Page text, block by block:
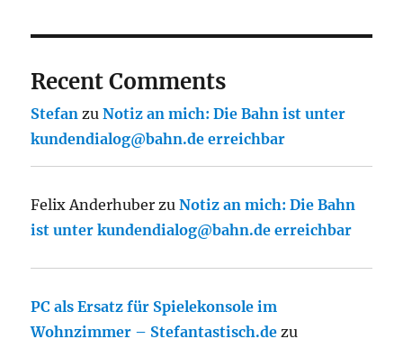
Recent Comments
Stefan zuNotiz an mich: Die Bahn ist unter
kundendialog@bahn.de erreichbar
Felix Anderhuber zuNotiz an mich: Die Bahn
ist unter kundendialog@bahn.de erreichbar
PC als Ersatz für Spielekonsole im
Wohnzimmer – Stefantastisch.de zu